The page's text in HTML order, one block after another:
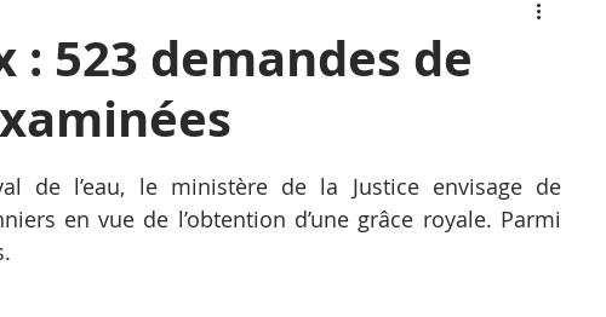
: 523 demandes de
de l’eau, le ministère de la Justice envisage de
en vue de l’obtention d’une grâce royale. Parmi